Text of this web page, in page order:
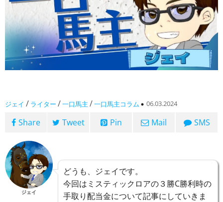
ジェイ / ライター /一口馬主 /一口馬主コラム 06.03.2024
Share Tweet Pin Mail SMS
ジェイ
どうも、ジェイです。
今回はミスティックロアの３勝C勝利時の
手取り配当金について記事にしていきま